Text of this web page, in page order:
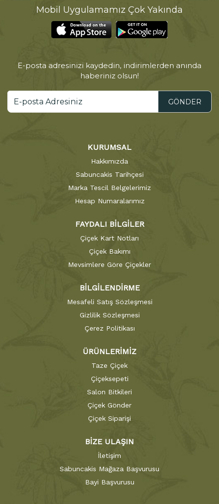
Mobil Uygulamamız Çok Yakında
E-posta adresinizi kaydedin, indirimlerden anında
haberiniz olsun!
GÖNDER
KURUMSAL
Hakkımızda
Sabuncakis Tarihçesi
Marka Tescil Belgelerimiz
Hesap Numaralarımız
FAYDALI BİLGİLER
Çiçek Kart Notları
Çiçek Bakımı
Mevsimlere Göre Çiçekler
BİLGİLENDİRME
Mesafeli Satış Sözleşmesi
Gizlilik Sözleşmesi
Çerez Politikası
ÜRÜNLERİMİZ
Taze Çiçek
Çiçeksepeti
Salon Bitkileri
Çiçek Gönder
Çiçek Siparişi
BİZE ULAŞIN
İletişim
Sabuncakis Mağaza Başvurusu
Bayi Başvurusu